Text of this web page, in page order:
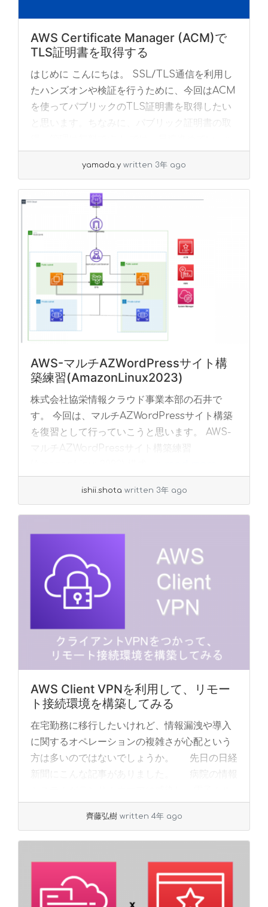
AWS Certificate Manager (ACM)で
TLS証明書を取得する
はじめに こんにちは。 SSL/TLS通信を利用し
たハンズオンや検証を行うために、今回はACM
を使ってパブリックのTLS証明書を取得したい
と思います。ちなみに、パブリック証明書の取
yamada.y written 3年 ago
AWS-マルチAZWordPressサイト構
築練習(AmazonLinux2023)
株式会社協栄情報クラウド事業本部の石井で
す。 今回は、マルチAZWordPressサイト構築
を復習として行っていこうと思います。 AWS-
マルチAZWordPressサイト構築練習
ishii.shota written 3年 ago
AWS Client VPNを利用して、リモー
ト接続環境を構築してみる
在宅勤務に移行したいけれど、情報漏洩や導入
に関するオペレーションの複雑さが心配という
方は多いのではないでしょうか。 先日の日経
新聞にこんな記事がありました。 病院の情報
齊藤弘樹 written 4年 ago